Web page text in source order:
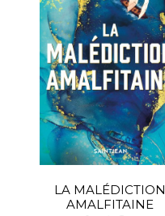
LA MALÉDICTION
AMALFITAINE